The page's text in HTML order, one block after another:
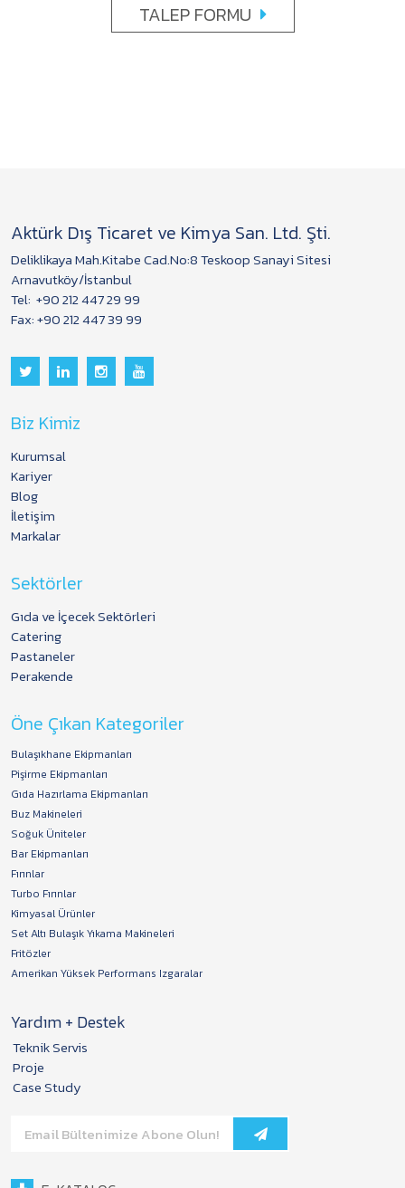
TALEP FORMU
Aktürk Dış Ticaret ve Kimya San. Ltd. Şti.
Deliklikaya Mah.Kitabe Cad.No:8 Teskoop Sanayi Sitesi
Arnavutköy/İstanbul
Tel: +90 212 447 29 99
Fax: +90 212 447 39 99
Biz Kimiz
Kurumsal
Kariyer
Blog
İletişim
Markalar
Sektörler
Gıda ve İçecek Sektörleri
Catering
Pastaneler
Perakende
Öne Çıkan Kategoriler
Bulaşıkhane Ekipmanları
Pişirme Ekipmanları
Gıda Hazırlama Ekipmanları
Buz Makineleri
Soğuk Üniteler
Bar Ekipmanları
Fırınlar
Turbo Fırınlar
Kimyasal Ürünler
Set Altı Bulaşık Yıkama Makineleri
Fritözler
Amerikan Yüksek Performans Izgaralar
Yardım + Destek
Teknik Servis
Proje
Case Study